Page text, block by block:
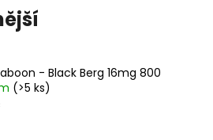
- Black Berg 16mg 800
(>5 ks)